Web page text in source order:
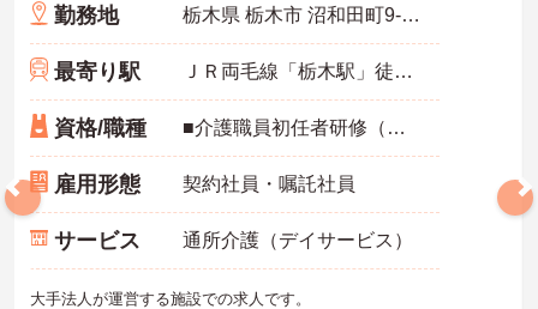
勤務地 栃木県 栃木市 沼和田町9-27
最寄り駅 ＪＲ両毛線「栃木駅」徒歩5分
資格/職種 ■介護職員初任者研修（ヘルパー2級）以上 ■普通自動車免許（ＡＴ限定可）
雇用形態 契約社員・嘱託社員
サービス 通所介護（デイサービス）
大手法人が運営する施設での求人です。